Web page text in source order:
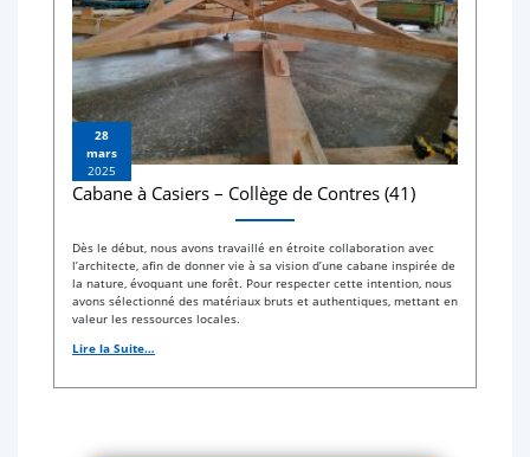
28
mars
2025
Cabane à Casiers – Collège de Contres (41)
Dès le début, nous avons travaillé en étroite collaboration avec
l’architecte, afin de donner vie à sa vision d’une cabane inspirée de
la nature, évoquant une forêt. Pour respecter cette intention, nous
avons sélectionné des matériaux bruts et authentiques, mettant en
valeur les ressources locales.
Lire la Suite…